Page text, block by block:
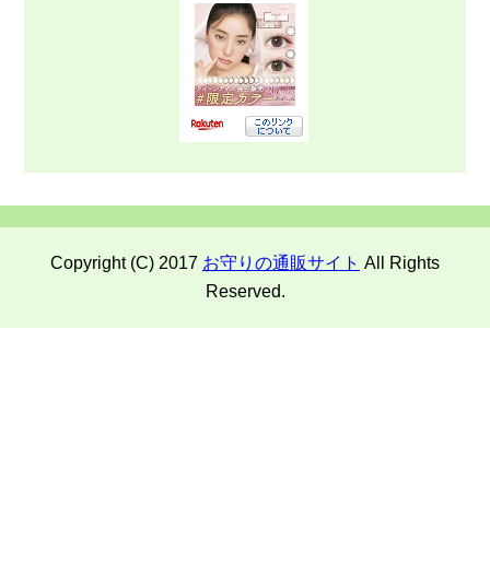
Copyright (C) 2017 お守りの通販サイト All Rights
Reserved.